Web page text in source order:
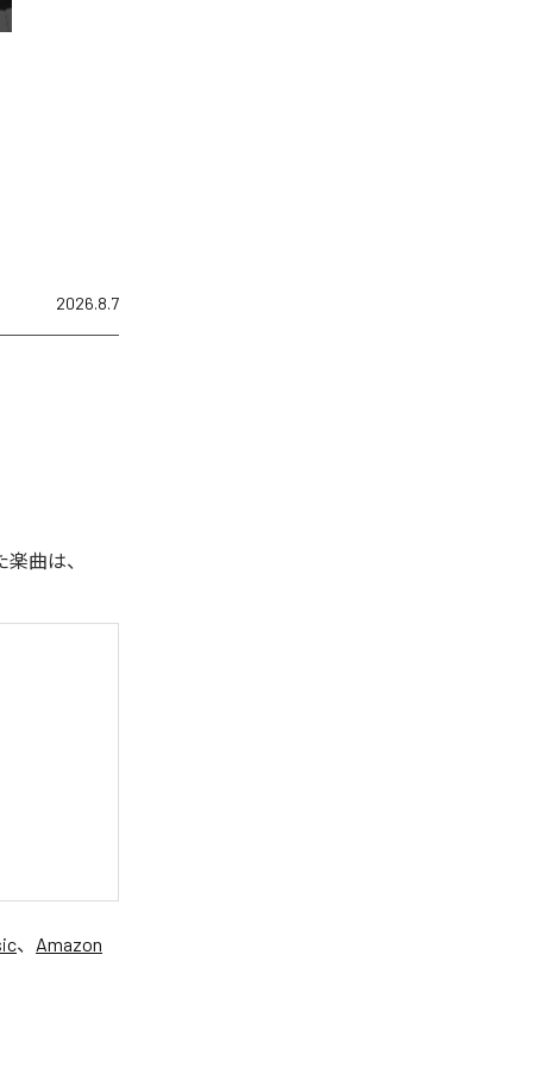
2026.8.7
曲は、
、 Amazon